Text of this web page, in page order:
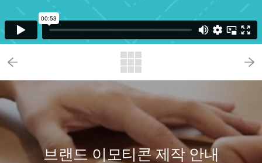
브랜드 이모티콘 제작 안내